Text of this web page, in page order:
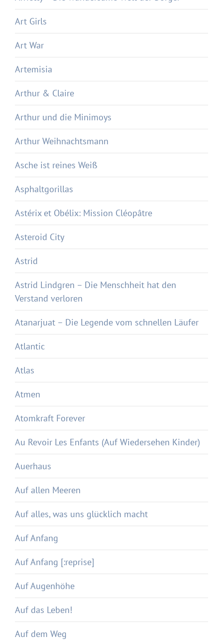
Art Girls
Art War
Artemisia
Arthur & Claire
Arthur und die Minimoys
Arthur Weihnachtsmann
Asche ist reines Weiß
Asphaltgorillas
Astérix et Obélix: Mission Cléopâtre
Asteroid City
Astrid
Astrid Lindgren – Die Menschheit hat den
Verstand verloren
Atanarjuat – Die Legende vom schnellen Läufer
Atlantic
Atlas
Atmen
Atomkraft Forever
Au Revoir Les Enfants (Auf Wiedersehen Kinder)
Auerhaus
Auf allen Meeren
Auf alles, was uns glücklich macht
Auf Anfang
Auf Anfang [:reprise]
Auf Augenhöhe
Auf das Leben!
Auf dem Weg